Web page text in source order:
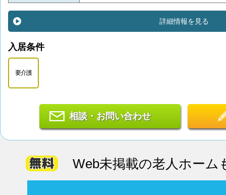
詳細情報を見る
入居条件
要介護
相談・お問い合わせ
Web未掲載の老人ホーム